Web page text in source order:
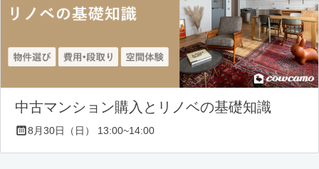
中古マンション購入とリノベの基礎知識
8月30日（日） 13:00~14:00